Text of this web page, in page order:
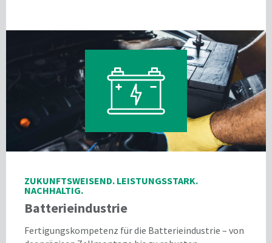
ZUKUNFTSWEISEND. LEISTUNGSSTARK.
NACHHALTIG.
Batterieindustrie
Fertigungskompetenz für die Batterieindustrie – von